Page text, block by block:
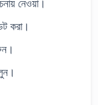
নেওয়া।
করা।